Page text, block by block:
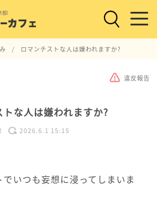
ロマンチストな人は嫌われますか?
違反報告
トな人は嫌われますか?
2026.6.1 15:15
いつも妄想に浸ってしまいま